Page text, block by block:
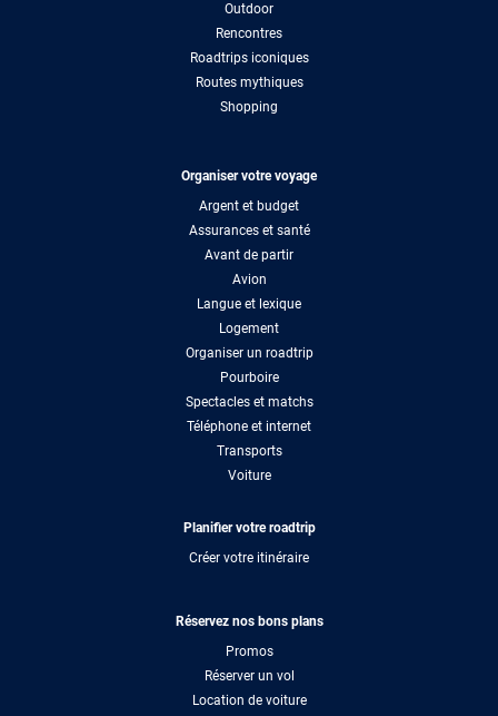
Outdoor
Rencontres
Roadtrips iconiques
Routes mythiques
Shopping
Organiser votre voyage
Argent et budget
Assurances et santé
Avant de partir
Avion
Langue et lexique
Logement
Organiser un roadtrip
Pourboire
Spectacles et matchs
Téléphone et internet
Transports
Voiture
Planifier votre roadtrip
Créer votre itinéraire
Réservez nos bons plans
Promos
Réserver un vol
Location de voiture